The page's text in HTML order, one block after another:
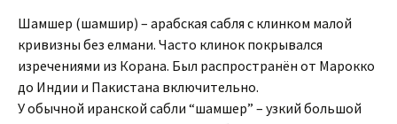
Шамшер (шамшир) – арабская сабля с клинком малой
кривизны без елмани. Часто клинок покрывался
изречениями из Корана. Был распространён от Марокко
до Индии и Пакистана включительно.
У обычной иранской сабли “шамшер” – узкий большой